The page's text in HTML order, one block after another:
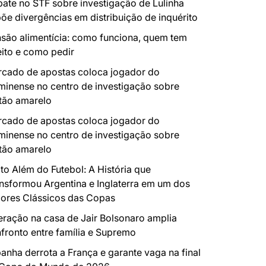
no STF sobre investigação de Lulinha
divergências em distribuição de inquérito
alimentícia: como funciona, quem tem
e como pedir
de apostas coloca jogador do
no centro de investigação sobre
amarelo
de apostas coloca jogador do
no centro de investigação sobre
amarelo
Além do Futebol: A História que
Argentina e Inglaterra em um dos
Clássicos das Copas
na casa de Jair Bolsonaro amplia
entre família e Supremo
derrota a França e garante vaga na final